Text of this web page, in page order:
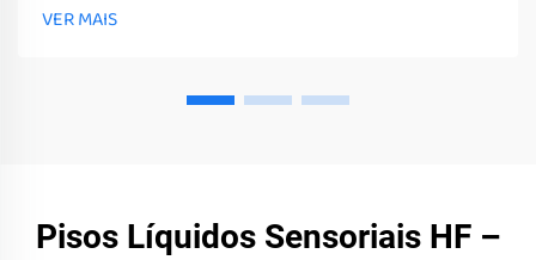
estimular os seus sentidos
VER MAIS
Pisos Líquidos Sensoriais HF –